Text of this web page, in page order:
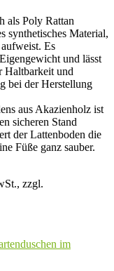
als Poly Rattan
synthetisches Material,
Es
und lässt
Haltbarkeit und
bei der Herstellung
aus Akazienholz ist
sicheren Stand
der Lattenboden die
Füße ganz sauber.
zzgl.
im